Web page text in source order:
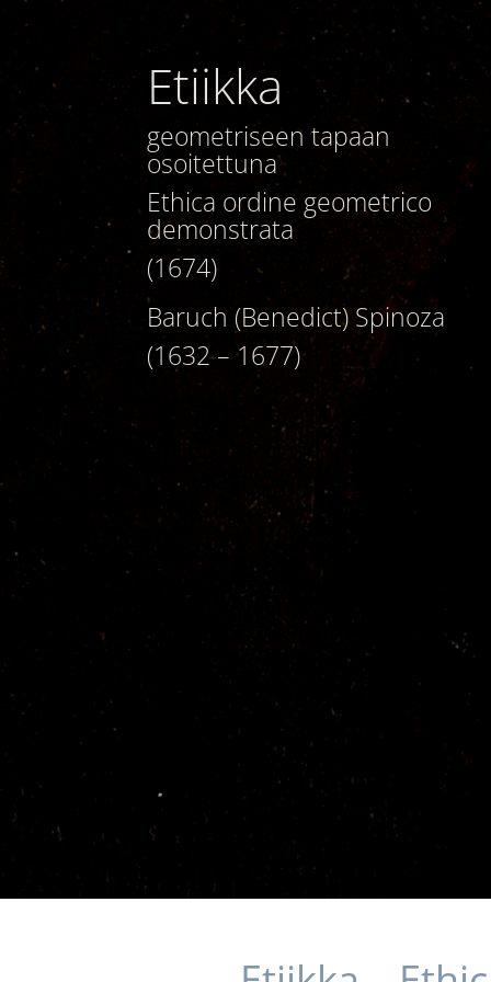
Etiikka
geometriseen tapaan
osoitettuna
Ethica ordine geometrico
demonstrata
(1674)
Baruch (Benedict) Spinoza
(1632 – 1677)